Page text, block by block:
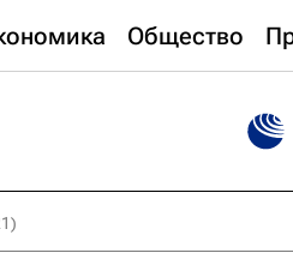
Общество